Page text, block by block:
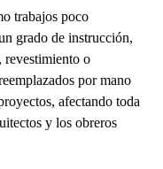
trabajos poco
grado de instrucción,
revestimiento o
por mano
afectando toda
y los obreros